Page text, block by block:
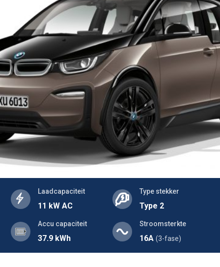
Laadcapaciteit
11 kW AC
Type stekker
Type 2
Accu capaciteit
37.9 kWh
Stroomsterkte
16A (3-fase)